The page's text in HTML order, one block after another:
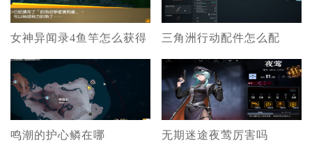
女神异闻录4鱼竿怎么获得 三角洲行动配件怎么配
鸣潮的护心鳞在哪 无期迷途夜莺厉害吗